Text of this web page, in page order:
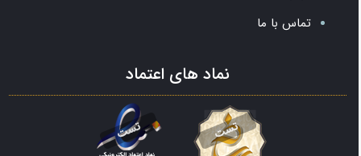
تماس با ما
نماد های اعتماد